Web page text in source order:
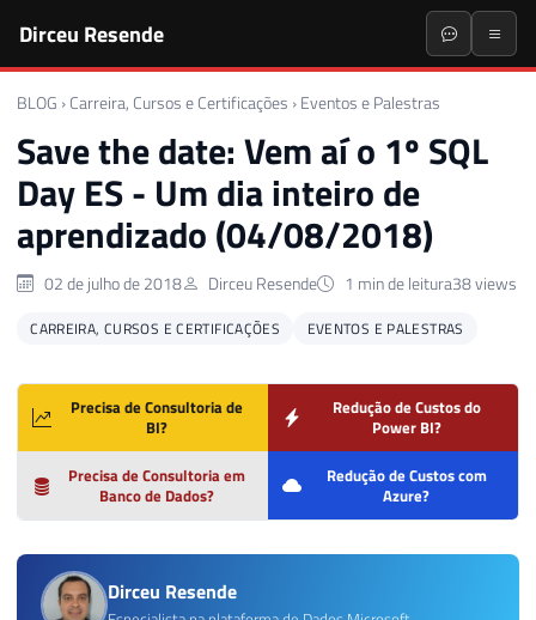
Dirceu Resende
BLOG › Carreira, Cursos e Certificações › Eventos e Palestras
Save the date: Vem aí o 1º SQL
Day ES - Um dia inteiro de
aprendizado (04/08/2018)
02 de julho de 2018 Dirceu Resende 1 min de leitura38 views
CARREIRA, CURSOS E CERTIFICAÇÕES EVENTOS E PALESTRAS
Precisa de Consultoria de
BI?
Redução de Custos do
Power BI?
Precisa de Consultoria em
Banco de Dados?
Redução de Custos com
Azure?
Dirceu Resende